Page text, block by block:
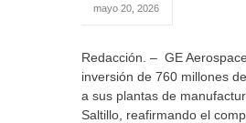
mayo 20, 2026
Redacción. – GE
inversión de 760 millones
a sus plantas de
Saltillo, reafirmando el